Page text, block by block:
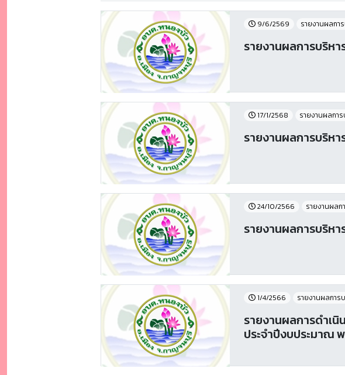
9/6/2569 รายงานผลก
รายงานผลการบริห
17/1/2568 รายงานผลกา
รายงานผลการบริห
24/10/2566 รายงานผล
รายงานผลการบริห
1/4/2566 รายงานผลกา
รายงานผลการดำเ
ประจำปีงบประมาณ